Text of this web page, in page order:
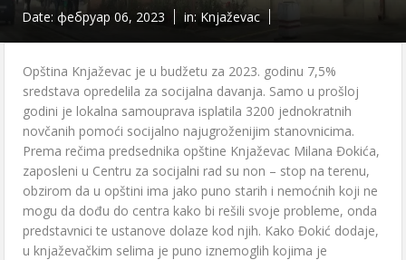
Date:фебруар 06, 2023 in:Knjaževac
Opština Knjaževac je u budžetu za 2023. godinu 7,5%
sredstava opredelila za socijalna davanja. Samo u prošloj
godini je lokalna samouprava isplatila 3200 jednokratnih
novčanih pomoći socijalno najugroženijim stanovnicima.
Prema rečima predsednika opštine Knjaževac Milana Đokića,
zaposleni u Centru za socijalni rad su non – stop na terenu,
obzirom da u opštini ima jako puno starih i nemoćnih koji ne
mogu da dođu do centra kako bi rešili svoje probleme, onda
predstavnici te ustanove dolaze kod njih. Kako Đokić dodaje,
u knjaževačkim selima je puno iznemoglih kojima je